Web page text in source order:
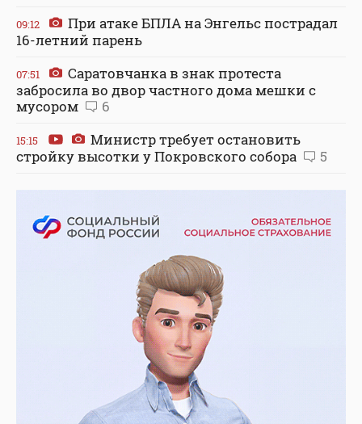
09:12
При атаке БПЛА на Энгельс пострадал
16-летний парень
07:51
Саратовчанка в знак протеста
забросила во двор частного дома мешки с
мусором
6
15:15
Министр требует остановить
стройку высотки у Покровского собора
5